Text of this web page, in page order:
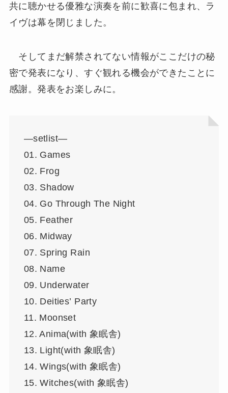
共に聴かせる優雅な演奏を前に歓喜に包まれ、ラ
イヴは幕を閉じました。
そしてまだ解禁されてない情報がここだけの秘
密で発表になり、すぐ観れる機会ができたことに
感謝。発表をお楽しみに。
—setlist—
01. Games
02. Frog
03. Shadow
04. Go Through The Night​
05. Feather
06. Midway
07. Spring Rain
08. Name
09. Underwater
10. Deities’ Party
11. Moonset
12. Anima(with 象眠舎)
13. Light(with 象眠舎)
14. Wings(with 象眠舎)
15. Witches(with 象眠舎)